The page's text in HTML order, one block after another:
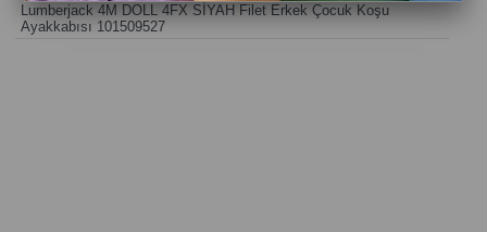
Lumberjack 4M DOLL 4FX SİYAH Filet Erkek Çocuk Koşu
Ayakkabısı 101509527